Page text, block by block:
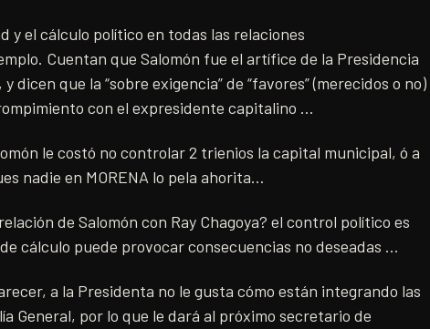
y el cálculo político en todas las relaciones
Cuentan que Salomón fue el artífice de la Presidencia
dicen que la “sobre exigencia” de “favores” (merecidos o no)
con el expresidente capitalino …
le costó no controlar 2 trienios la capital municipal, ó a
nadie en MORENA lo pela ahorita…
de Salomón con Ray Chagoya? el control político es
cálculo puede provocar consecuencias no deseadas …
a la Presidenta no le gusta cómo están integrando las
General, por lo que le dará al próximo secretario de